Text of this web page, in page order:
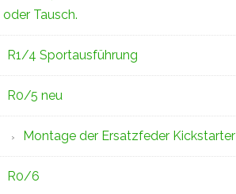
oder Tausch.
R1/4 Sportausführung
R0/5 neu
Montage der Ersatzfeder Kickstarter
R0/6